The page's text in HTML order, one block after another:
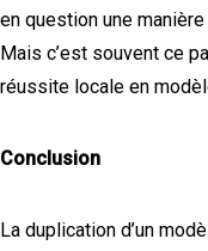
en question une
Mais c’est souvent ce
réussite locale en
Conclusion
La duplication d’un